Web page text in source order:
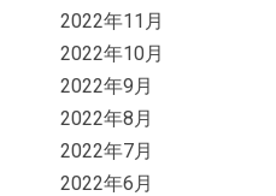
2022年11月
2022年10月
2022年9月
2022年8月
2022年7月
2022年6月